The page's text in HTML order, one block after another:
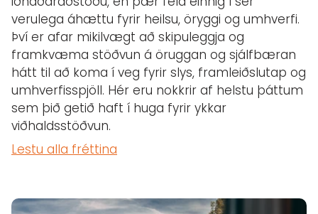
verulega áhættu fyrir heilsu, öryggi og umhverfi.
Því er afar mikilvægt að skipuleggja og
framkvæma stöðvun á öruggan og sjálfbæran
hátt til að koma í veg fyrir slys, framleiðslutap og
umhverfisspjöll. Hér eru nokkrir af helstu þáttum
sem þið getið haft í huga fyrir ykkar
viðhaldsstöðvun.
Lestu alla fréttina